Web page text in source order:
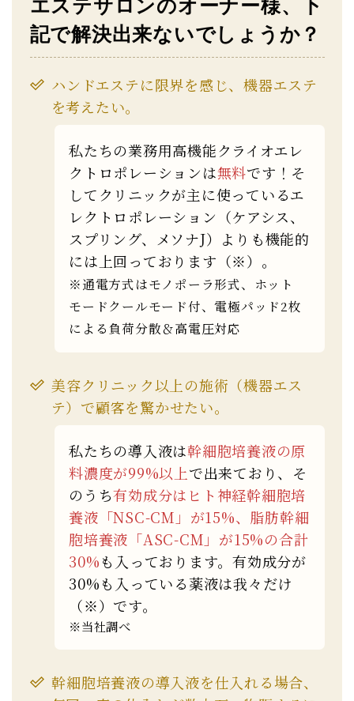
エステサロンのオーナー様、下
記で解決出来ないでしょうか？
ハンドエステに限界を感じ、機器エステ
を考えたい。
私たちの業務用高機能クライオエレ
クトロポレーションは無料です！そ
してクリニックが主に使っているエ
レクトロポレーション（ケアシス、
スプリング、メソナJ）よりも機能的
には上回っております（※）。
※通電方式はモノポーラ形式、ホット
モードクールモード付、電極パッド2枚
による負荷分散＆高電圧対応
美容クリニック以上の施術（機器エス
テ）で顧客を驚かせたい。
私たちの導入液は幹細胞培養液の原
料濃度が99%以上で出来ており、そ
のうち有効成分はヒト神経幹細胞培
養液「NSC-CM」が15%、脂肪幹細
胞培養液「ASC-CM」が15%の合計
30%も入っております。有効成分が
30%も入っている薬液は我々だけ
（※）です。
※当社調べ
幹細胞培養液の導入液を仕入れる場合、